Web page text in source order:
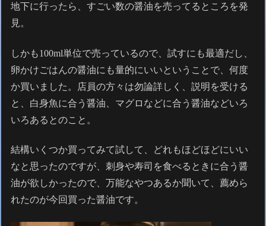
地下に行ったら、すごい数の醤油を売ってるところを発
見。
しかも100ml単位で売っているので、試すにも最適だし、
卵かけごはんの醤油にも量的にいいということで、何度
か買いました。店員の方々は勿論詳しく、説明を受ける
と、白身魚に合う醤油、マグロなどに合う醤油などいろ
いろあるとのこと。
結構いくつか買ってみて試して、どれもほどほどにいい
なと思ったのですが、刺身や寿司を食べるときに合う醤
油が欲しかったので、万能なやつあるか聞いて、薦めら
れたのが今回買った醤油です。